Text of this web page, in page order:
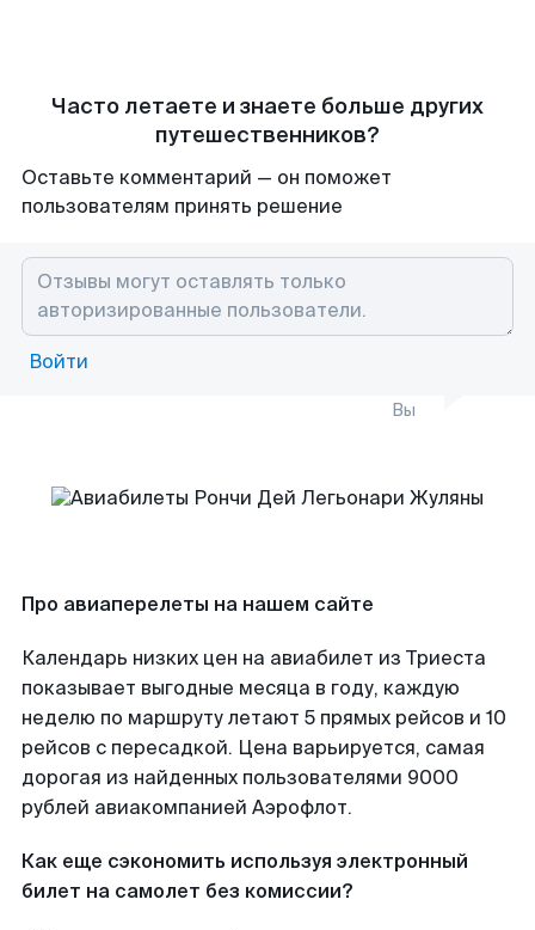
Часто летаете и знаете больше других
путешественников?
Оставьте комментарий — он поможет
пользователям принять решение
Войти
Вы
Про авиаперелеты на нашем сайте
Календарь низких цен на авиабилет из Триеста
показывает выгодные месяца в году, каждую
неделю по маршруту летают 5 прямых рейсов и 10
рейсов с пересадкой. Цена варьируется, самая
дорогая из найденных пользователями 9000
рублей авиакомпанией Аэрофлот.
Как еще сэкономить используя электронный
билет на самолет без комиссии?